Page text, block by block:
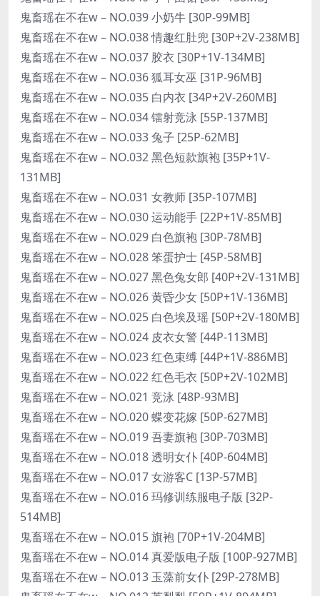
鬼畜瑶在不在w – NO.039 小奶牛 [30P-99MB]
鬼畜瑶在不在w – NO.038 情趣红肚兜 [30P+2V-238MB]
鬼畜瑶在不在w – NO.037 胶衣 [30P+1V-134MB]
鬼畜瑶在不在w – NO.036 狐耳女巫 [31P-96MB]
鬼畜瑶在不在w – NO.035 白内衣 [34P+2V-260MB]
鬼畜瑶在不在w – NO.034 镭射竞泳 [55P-137MB]
鬼畜瑶在不在w – NO.033 兔子 [25P-62MB]
鬼畜瑶在不在w – NO.032 黑色短款旗袍 [35P+1V-
131MB]
鬼畜瑶在不在w – NO.031 女教师 [35P-107MB]
鬼畜瑶在不在w – NO.030 运动能手 [22P+1V-85MB]
鬼畜瑶在不在w – NO.029 白色旗袍 [30P-78MB]
鬼畜瑶在不在w – NO.028 笨蛋护士 [45P-58MB]
鬼畜瑶在不在w – NO.027 黑色兔女郎 [40P+2V-131MB]
鬼畜瑶在不在w – NO.026 黄昏少女 [50P+1V-136MB]
鬼畜瑶在不在w – NO.025 白色埃及瑶 [50P+2V-180MB]
鬼畜瑶在不在w – NO.024 皮衣女警 [44P-113MB]
鬼畜瑶在不在w – NO.023 红色束缚 [44P+1V-886MB]
鬼畜瑶在不在w – NO.022 红色毛衣 [50P+2V-102MB]
鬼畜瑶在不在w – NO.021 竞泳 [48P-93MB]
鬼畜瑶在不在w – NO.020 蝶变花嫁 [50P-627MB]
鬼畜瑶在不在w – NO.019 吾妻旗袍 [30P-703MB]
鬼畜瑶在不在w – NO.018 透明女仆 [40P-604MB]
鬼畜瑶在不在w – NO.017 女游客C [13P-57MB]
鬼畜瑶在不在w – NO.016 玛修训练服电子版 [32P-
514MB]
鬼畜瑶在不在w – NO.015 旗袍 [70P+1V-204MB]
鬼畜瑶在不在w – NO.014 真爱版电子版 [100P-927MB]
鬼畜瑶在不在w – NO.013 玉藻前女仆 [29P-278MB]